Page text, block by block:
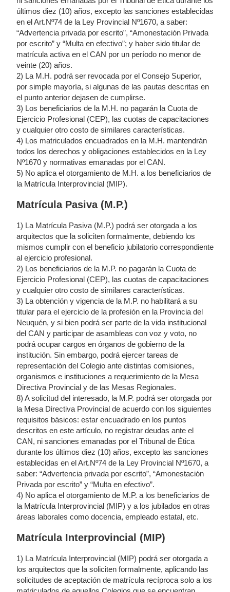
últimos diez (10) años, excepto las sanciones establecidas
en el Art.Nº74 de la Ley Provincial Nº1670, a saber:
“Advertencia privada por escrito”, “Amonestación Privada
por escrito” y “Multa en efectivo”; y haber sido titular de
matrícula activa en el CAN por un período no menor de
veinte (20) años.
2) La M.H. podrá ser revocada por el Consejo Superior,
por simple mayoría, si algunas de las pautas descritas en
el punto anterior dejasen de cumplirse.
3) Los beneficiarios de la M.H. no pagarán la Cuota de
Ejercicio Profesional (CEP), las cuotas de capacitaciones
y cualquier otro costo de similares características.
4) Los matriculados encuadrados en la M.H. mantendrán
todos los derechos y obligaciones establecidos en la Ley
Nº1670 y normativas emanadas por el CAN.
5) No aplica el otorgamiento de M.H. a los beneficiarios de
la Matrícula Interprovincial (MIP).
Matrícula Pasiva (M.P.)
1) La Matrícula Pasiva (M.P.) podrá ser otorgada a los
arquitectos que la soliciten formalmente, debiendo los
mismos cumplir con el beneficio jubilatorio correspondiente
al ejercicio profesional.
2) Los beneficiarios de la M.P. no pagarán la Cuota de
Ejercicio Profesional (CEP), las cuotas de capacitaciones
y cualquier otro costo de similares características.
3) La obtención y vigencia de la M.P. no habilitará a su
titular para el ejercicio de la profesión en la Provincia del
Neuquén, y si bien podrá ser parte de la vida institucional
del CAN y participar de asambleas con voz y voto, no
podrá ocupar cargos en órganos de gobierno de la
institución. Sin embargo, podrá ejercer tareas de
representación del Colegio ante distintas comisiones,
organismos e instituciones a requerimiento de la Mesa
Directiva Provincial y de las Mesas Regionales.
8) A solicitud del interesado, la M.P. podrá ser otorgada por
la Mesa Directiva Provincial de acuerdo con los siguientes
requisitos básicos: estar encuadrado en los puntos
descritos en este artículo, no registrar deudas ante el
CAN, ni sanciones emanadas por el Tribunal de Ética
durante los últimos diez (10) años, excepto las sanciones
establecidas en el Art.Nº74 de la Ley Provincial Nº1670, a
saber: “Advertencia privada por escrito”, “Amonestación
Privada por escrito” y “Multa en efectivo”.
4) No aplica el otorgamiento de M.P. a los beneficiarios de
la Matrícula Interprovincial (MIP) y a los jubilados en otras
áreas laborales como docencia, empleado estatal, etc.
Matrícula Interprovincial (MIP)
1) La Matrícula Interprovincial (MIP) podrá ser otorgada a
los arquitectos que la soliciten formalmente, aplicando las
solicitudes de aceptación de matrícula recíproca solo a los